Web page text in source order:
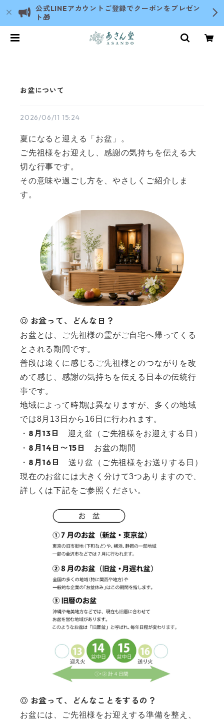
公式LINEアカウントご登録でクーポンをプレゼン
ト🎁
お盆について
2026/06/11 15:24
夏になると迎える「お盆」。
ご先祖様をお迎えし、感謝の気持ちを伝える大
切な行事です。
その意味や過ごし方を、やさしくご紹介しま
す。
◎ お盆って、どんな日？
お盆とは、ご先祖様の霊がご自宅へ帰ってくる
とされる期間です。
普段は遠くに感じるご先祖様とのつながりを改
めて感じ、感謝の気持ちを伝える日本の伝統行
事です。
地域によって時期は異なりますが、多くの地域
では8月13日から16日に行われます。
・ 8月13日
迎え盆（ご先祖様をお迎えする日）
・ 8月14日〜15日
お盆の期間
・ 8月16日
送り盆（ご先祖様をお送りする日）
現在のお盆には大きく分けて3つありますので、
詳しくは下記をご参照ください。
◎ お盆って、どんなことをするの？
お盆には、ご先祖様をお迎えする準備を整え、